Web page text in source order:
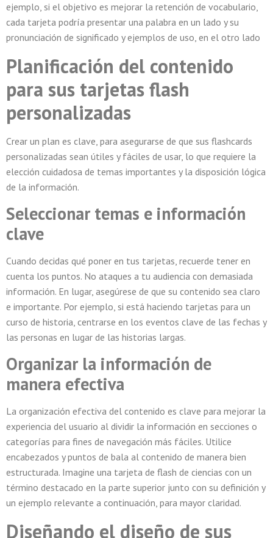
ejemplo, si el objetivo es mejorar la retención de vocabulario,
cada tarjeta podría presentar una palabra en un lado y su
pronunciación de significado y ejemplos de uso, en el otro lado
Planificación del contenido
para sus tarjetas flash
personalizadas
Crear un plan es clave, para asegurarse de que sus flashcards
personalizadas sean útiles y fáciles de usar, lo que requiere la
elección cuidadosa de temas importantes y la disposición lógica
de la información.
Seleccionar temas e información
clave
Cuando decidas qué poner en tus tarjetas, recuerde tener en
cuenta los puntos. No ataques a tu audiencia con demasiada
información. En lugar, asegúrese de que su contenido sea claro
e importante. Por ejemplo, si está haciendo tarjetas para un
curso de historia, centrarse en los eventos clave de las fechas y
las personas en lugar de las historias largas.
Organizar la información de
manera efectiva
La organización efectiva del contenido es clave para mejorar la
experiencia del usuario al dividir la información en secciones o
categorías para fines de navegación más fáciles. Utilice
encabezados y puntos de bala al contenido de manera bien
estructurada. Imagine una tarjeta de flash de ciencias con un
término destacado en la parte superior junto con su definición y
un ejemplo relevante a continuación, para mayor claridad.
Diseñando el diseño de sus